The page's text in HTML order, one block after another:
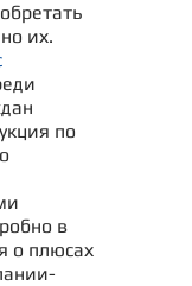
их.
по
в
о плюсах